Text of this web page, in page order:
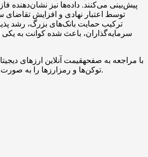
پیش‌بینی می‌کنند. داده‌ها نیز نشان‌دهنده
توسط اعتبار نهادی و افزایش تقاضای
ترکیب حمایت بانک‌های بزرگ، رشد
سرمایه‌گذاران، باعث شده کوانت به یکی
با مراجعه به صفحهقیمت آنلاین ارزهای
توکن‌ها و رمزارزها را به صورت لحظه‌ای مشاهده کنید.